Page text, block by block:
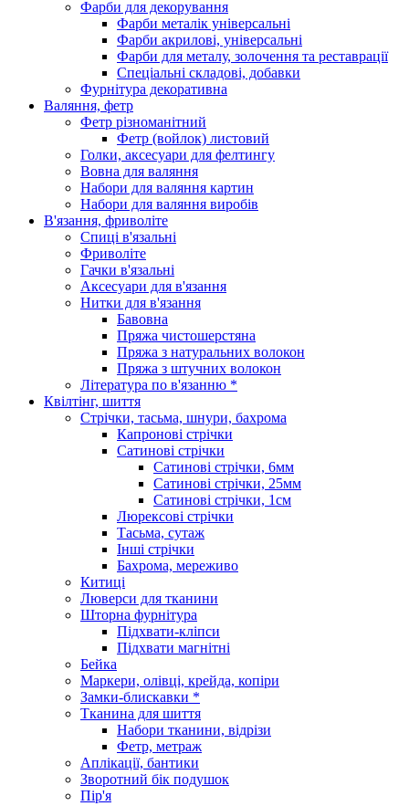
Фарби для декорування
Фарби металік універсальні
Фарби акрилові, універсальні
Фарби для металу, золочення та реставрації
Спеціальні складові, добавки
Фурнітура декоративна
Валяння, фетр
Фетр різноманітний
Фетр (войлок) листовий
Голки, аксесуари для фелтингу
Вовна для валяння
Набори для валяння картин
Набори для валяння виробів
В'язання, фриволіте
Спиці в'язальні
Фриволіте
Гачки в'язальні
Аксесуари для в'язання
Нитки для в'язання
Бавовна
Пряжа чистошерстяна
Пряжа з натуральних волокон
Пряжа з штучних волокон
Література по в'язанню *
Квілтінг, шиття
Стрічки, тасьма, шнури, бахрома
Капронові стрічки
Сатинові стрічки
Сатинові стрічки, 6мм
Сатинові стрічки, 25мм
Сатинові стрічки, 1см
Люрексові стрічки
Тасьма, сутаж
Інші стрічки
Бахрома, мереживо
Китиці
Люверси для тканини
Шторна фурнітура
Підхвати-кліпси
Підхвати магнітні
Бейка
Маркери, олівці, крейда, копіри
Замки-блискавки *
Тканина для шиття
Набори тканини, відрізи
Фетр, метраж
Аплікації, бантики
Зворотний бік подушок
Пір'я